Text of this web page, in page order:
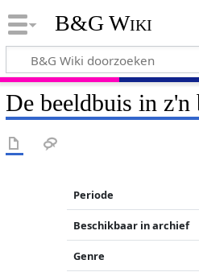
B&G Wiki
De beeldbuis in z'n
Periode
Beschikbaar in archief
Genre